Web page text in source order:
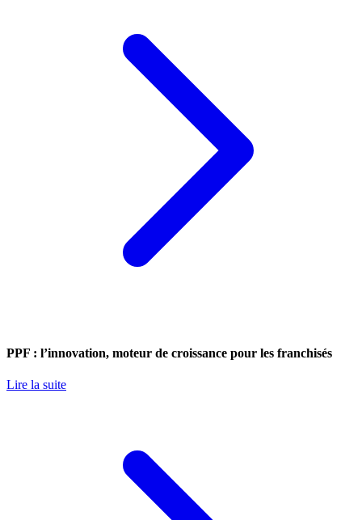
PPF : l’innovation, moteur de croissance pour les franchisés
Lire la suite